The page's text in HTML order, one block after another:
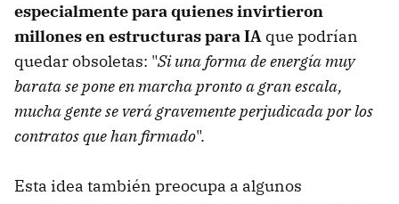
especialmente para quienes invirtieron
millones en estructuras para IA que podrían
quedar obsoletas: "Si una forma de energía muy
barata se pone en marcha pronto a gran escala,
mucha gente se verá gravemente perjudicada por los
contratos que han firmado".
Esta idea también preocupa a algunos